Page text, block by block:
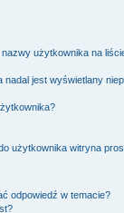
użytkownika na
jest wyświetlany
użytkownika witryna
odpowiedź w temacie?